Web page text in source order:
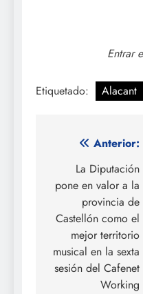
Entrar
Etiquetado: Alacant
Navegación
entradas
Anterior:
La Diputación
pone en valor a la
provincia de
Castellón como el
mejor territorio
musical en la sexta
sesión del Cafenet
Working